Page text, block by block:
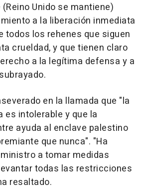
Unido se mantiene)
a la liberación inmediata
todos los rehenes que siguen
crueldad, y que tienen claro
a la legítima defensa y a
en la llamada que "la
es intolerable y que la
ayuda al enclave palestino
que nunca". "Ha
a tomar medidas
todas las restricciones
resaltado.